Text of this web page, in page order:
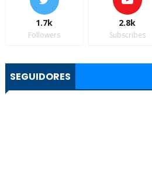
1.7k
Followers
2.8k
Subscribes
SEGUIDORES